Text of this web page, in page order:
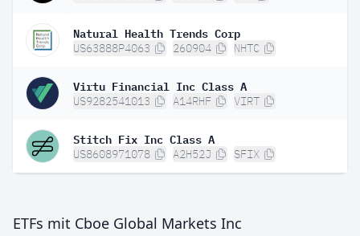
Natural Health Trends Corp
US63888P4063 260904 NHTC
Virtu Financial Inc Class A
US9282541013 A14RHF VIRT
Stitch Fix Inc Class A
US8608971078 A2H52J SFIX
ETFs mit Cboe Global Markets Inc